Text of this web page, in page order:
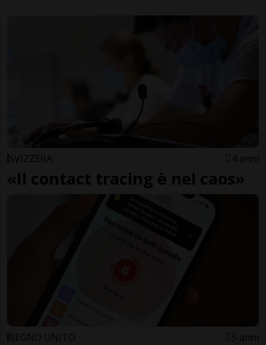
SVIZZERA 4 anni
«Il contact tracing è nel caos»
REGNO UNITO 5 anni